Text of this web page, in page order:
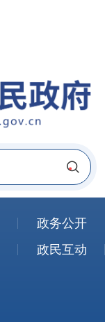
政务公开
政民互动